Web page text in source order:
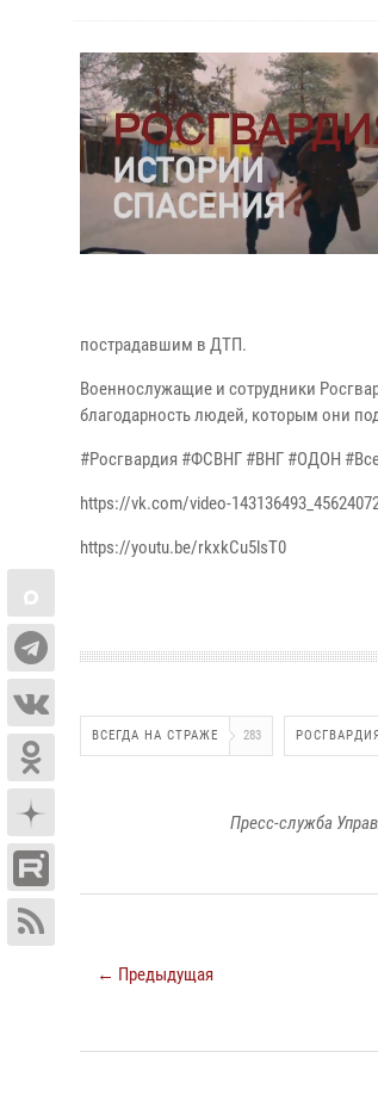
пострадавшим в ДТП.
Военнослужащие и сотрудники
благодарность людей, которым они
#Росгвардия #ФСВНГ #ВНГ #ОДОН
https://vk.com/video-
https://youtu.be/rkxkCu5lsT0
ВСЕГДА НА СТРАЖЕ 283
Пресс-служба
← Предыдущая